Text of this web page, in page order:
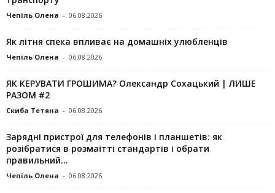
Чепіль Олена - 06.08.2026
Як літня спека впливає на домашніх улюбленців
Чепіль Олена - 06.08.2026
ЯК КЕРУВАТИ ГРОШИМА? Олександр Сохацький | ЛИШЕ
РАЗОМ #2
Скиба Тетяна - 06.08.2026
Зарядні пристрої для телефонів і планшетів: як
розібратися в розмаїтті стандартів і обрати
правильний...
Чепіль Олена - 06.08.2026